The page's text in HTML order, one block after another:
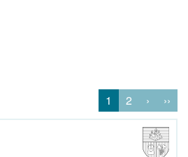
1
2 › ››